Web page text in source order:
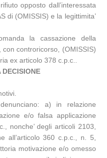
opposto dall’interessata
di (OMISSIS) e la legittimita’
la cassazione della
controricorso, (OMISSIS)
ex articolo 378 c.p.c..
a) in relazione
e/o falsa applicazione
nonche’ degli articoli 2103,
all’articolo 360 c.p.c., n. 5,
motivazione e/o omesso